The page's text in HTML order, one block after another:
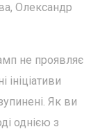
Олександр
не проявляє
Як ви
однією з